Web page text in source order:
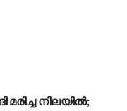
നിലയിൽ‌;